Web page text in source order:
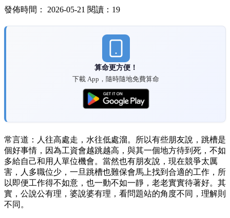
發佈時間： 2026-05-21 閱讀：19
算命更方便！
下載 App，隨時隨地免費算命
常言道：人往高處走，水往低處溜。所以有些朋友說，跳槽是
個好事情，因為工資會越跳越高，與其一個地方待到死，不如
多給自己和用人單位機會。當然也有朋友說，現在競爭太厲
害，人多職位少，一旦跳槽也難保會馬上找到合適的工作，所
以即便工作得不如意，也一動不如一靜，老老實實待著好。其
實，公說公有理，婆說婆有理，看問題站的角度不同，理解則
不同。